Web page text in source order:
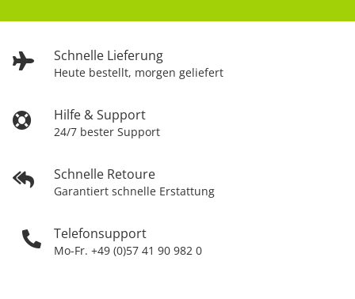
Schnelle Lieferung
Heute bestellt, morgen geliefert
Hilfe & Support
24/7 bester Support
Schnelle Retoure
Garantiert schnelle Erstattung
Telefonsupport
Mo-Fr. +49 (0)57 41 90 982 0